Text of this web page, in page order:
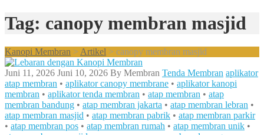
Tag: canopy membran masjid
Kanopi Membran > Artikel > canopy membran masjid
Juni 11, 2026 Juni 10, 2026 By Membran Tenda Membran aplikator
atap membran • aplikator canopy membrane • aplikator kanopi
membran • aplikator tenda membran • atap membran • atap
membran bandung • atap membran jakarta • atap membran lebran •
atap membran masjid • atap membran pabrik • atap membran parkir
• atap membran pos • atap membran rumah • atap membran unik •